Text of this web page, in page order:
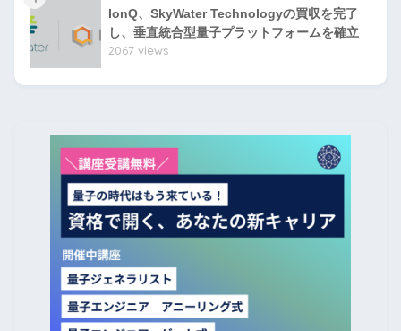
IonQ、SkyWater Technologyの買収を完了
し、垂直統合型量子プラットフォームを確立
2067 views